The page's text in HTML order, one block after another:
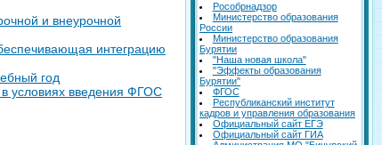
и внеурочной
интеграцию
год
условиях введения ФГОС
Рособрнадзор
Министерство образования
России
Министерство образования
Бурятии
"Наша новая школа"
"Эффекты образования
Бурятии"
ФГОС
Республиканский институт
кадров и управления образования
Официальный сайт ЕГЭ
Официальный сайт ГИА